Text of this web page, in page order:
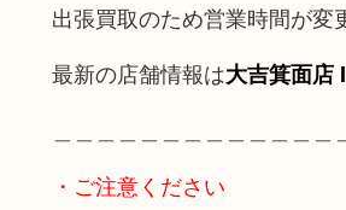
出張買取のため営業時間が
最新の店舗情報は大吉箕面店
・ご注意ください